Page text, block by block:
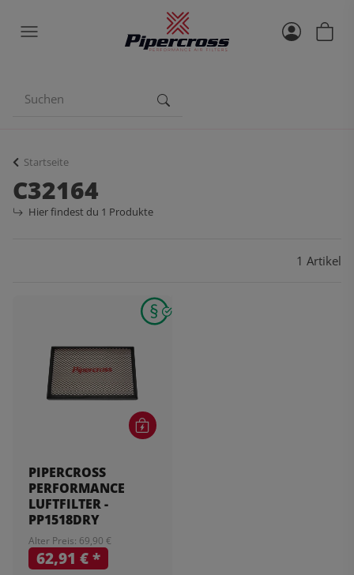
Startseite
C32164
Hier findest du 1 Produkte
1 Artikel
PIPERCROSS
PERFORMANCE
LUFTFILTER -
PP1518DRY
Alter Preis: 69,90 €
62,91 €*